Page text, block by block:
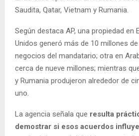
Saudita, Qatar, Vietnam y Rumania.
Según destaca AP, una propiedad en
Unidos generó más de 10 millones
negocios del mandatario; otra en
cerca de nueve millones; mientras
y Rumania produjeron alrededor de
uno.
La agencia señala que resulta
demostrar si esos acuerdos